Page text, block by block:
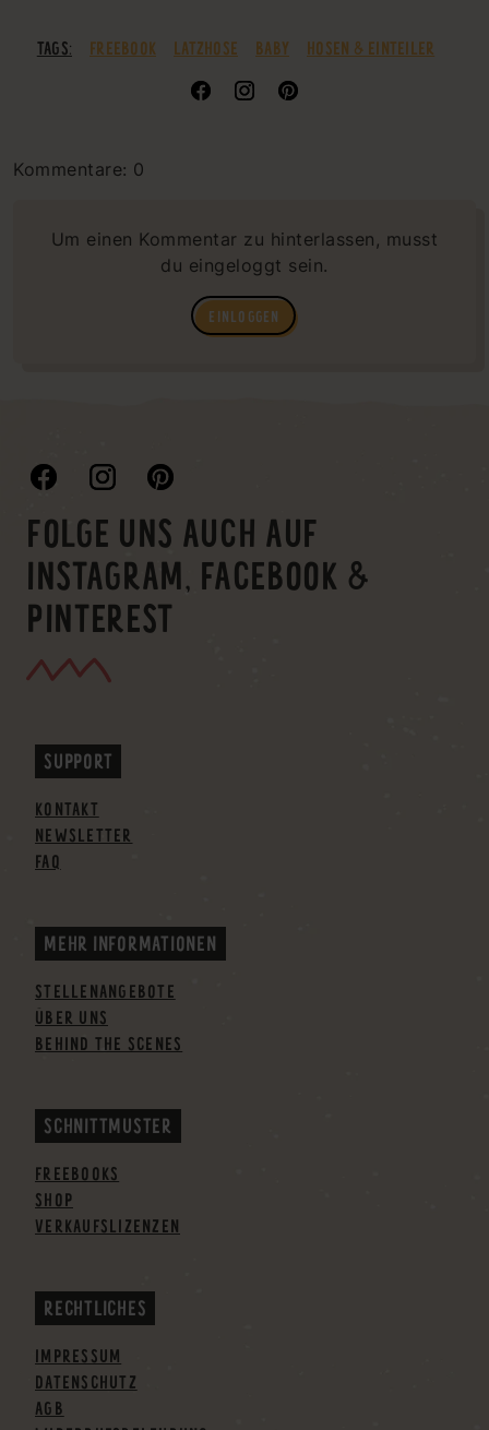
TAGS: FREEBOOK LATZHOSE BABY HOSEN & EINTEILER
Kommentare: 0
Um einen Kommentar zu hinterlassen, musst
du eingeloggt sein.
EINLOGGEN
FOLGE UNS AUCH AUF
INSTAGRAM, FACEBOOK &
PINTEREST
SUPPORT
KONTAKT
NEWSLETTER
FAQ
MEHR INFORMATIONEN
STELLENANGEBOTE
ÜBER UNS
BEHIND THE SCENES
SCHNITTMUSTER
FREEBOOKS
SHOP
VERKAUFSLIZENZEN
RECHTLICHES
IMPRESSUM
DATENSCHUTZ
AGB